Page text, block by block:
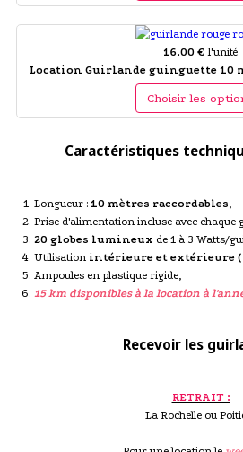
16,00 € l'unité
Location Guirlande guinguette 10
Choisir les
Caractéristiques
Longueur : 10 mètres raccordables,
Prise d'alimentation incluse avec chaque
20 globes lumineux de 1 à 3 Watts/
Utilisation intérieure et extérieure (
Ampoules en plastique rigide,
15 km disponibles à la location à
Recevoir les
RETRAIT :
La Rochelle ou